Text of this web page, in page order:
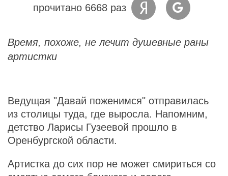
прочитано 6668 раз
Время, похоже, не лечит душевные раны
артистки
Ведущая "Давай поженимся" отправилась
из столицы туда, где выросла. Напомним,
детство Ларисы Гузеевой прошло в
Оренбургской области.
Артистка до сих пор не может смириться со